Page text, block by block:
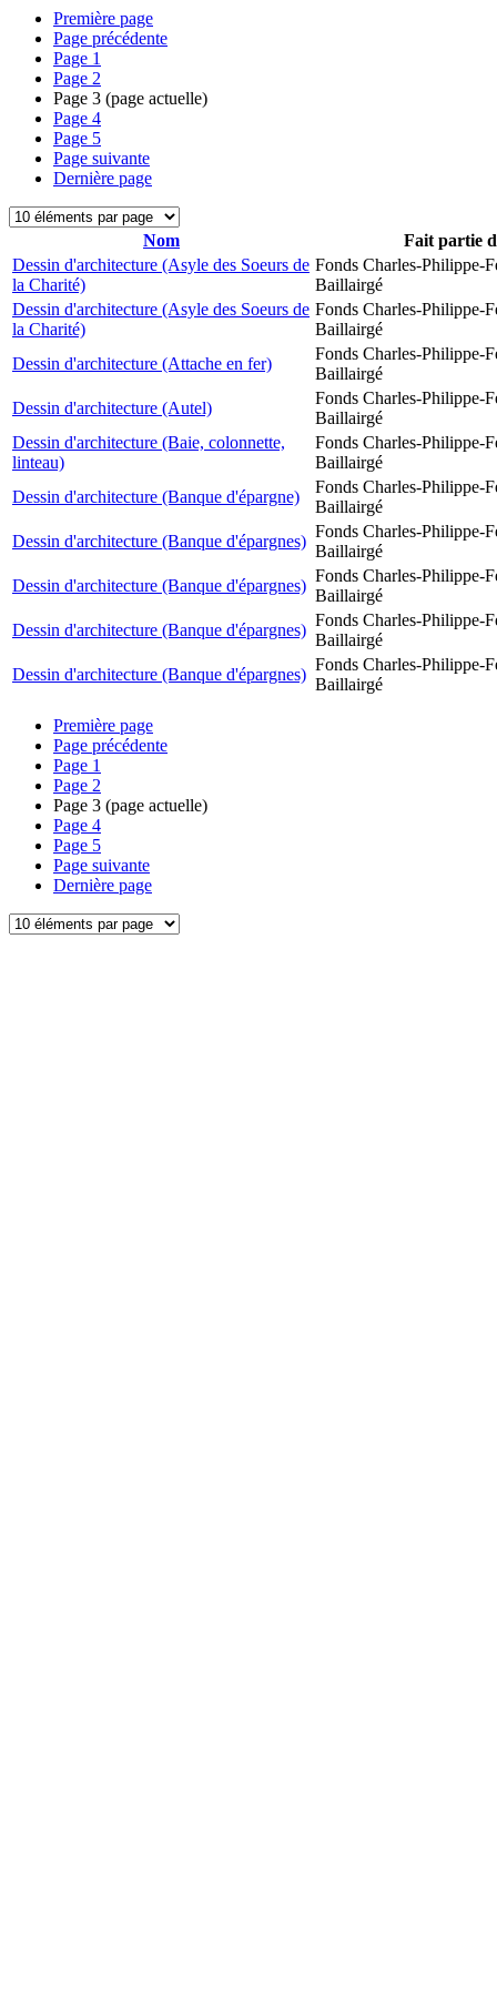
Première page
Page précédente
Page 1
Page 2
Page 3 (page actuelle)
Page 4
Page 5
Page suivante
Dernière page
Nom
Fait partie
Dessin d'architecture (Asyle des Soeurs de
la Charité)
Fonds Charles-Philippe-
Baillairgé
Dessin d'architecture (Asyle des Soeurs de
la Charité)
Fonds Charles-Philippe-
Baillairgé
Dessin d'architecture (Attache en fer)
Fonds Charles-Philippe-
Baillairgé
Dessin d'architecture (Autel)
Fonds Charles-Philippe-
Baillairgé
Dessin d'architecture (Baie, colonnette,
linteau)
Fonds Charles-Philippe-
Baillairgé
Dessin d'architecture (Banque d'épargne)
Fonds Charles-Philippe-
Baillairgé
Dessin d'architecture (Banque d'épargnes)
Fonds Charles-Philippe-
Baillairgé
Dessin d'architecture (Banque d'épargnes)
Fonds Charles-Philippe-
Baillairgé
Dessin d'architecture (Banque d'épargnes)
Fonds Charles-Philippe-
Baillairgé
Dessin d'architecture (Banque d'épargnes)
Fonds Charles-Philippe-
Baillairgé
Première page
Page précédente
Page 1
Page 2
Page 3 (page actuelle)
Page 4
Page 5
Page suivante
Dernière page